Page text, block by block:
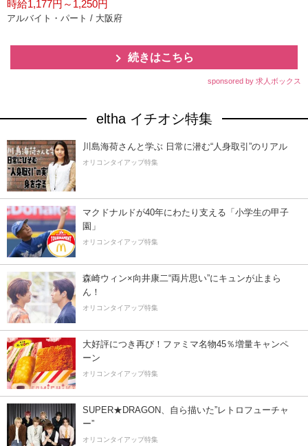
時給1,177円～1,250円
アルバイト・パート / 大阪府
続きはこちら
sponsored by 求人ボックス
eltha イチオシ特集
川島海荷さんと学ぶ 日常に潜む“人身取引”のリアル
オリコンタイアップ特集
マクドナルドが40年にわたり支える「小学生の甲子
園」
オリコンタイアップ特集
森崎ウィン×向井康二“両片思い”にキュンが止まら
ん！
オリコンタイアップ特集
大好評につき再び！ファミマ名物45％増量キャンペ
ーン
オリコンタイアップ特集
SUPER★DRAGON、自ら描いた”レトロフューチャ
ー”
オリコンタイアップ特集